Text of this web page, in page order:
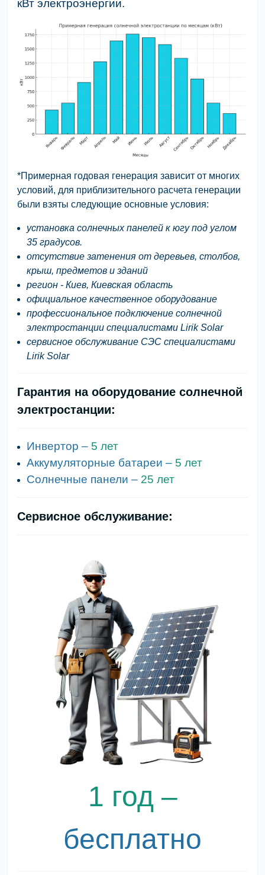
кВт электроэнергии.
*Примерная годовая генерация зависит от многих
условий, для приблизительного расчета генерации
были взяты следующие основные условия:
установка солнечных панелей к югу под углом
35 градусов.
отсутствие затенения от деревьев, столбов,
крыш, предметов и зданий
регион - Киев, Киевская область
официальное качественное оборудование
профессиональное подключение солнечной
электростанции специалистами Lirik Solar
сервисное обслуживание СЭС специалистами
Lirik Solar
Гарантия на оборудование солнечной
электростанции:
Инвертор – 5 лет
Аккумуляторные батареи – 5 лет
Солнечные панели – 25 лет
Сервисное обслуживание:
1 год –
бесплатно